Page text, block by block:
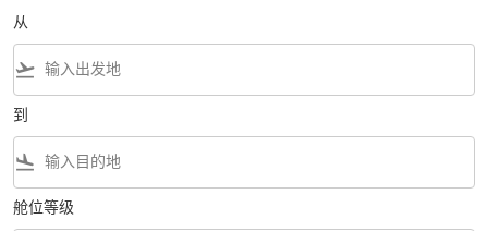
从
flight_takeoff
到
flight_land
舱位等级